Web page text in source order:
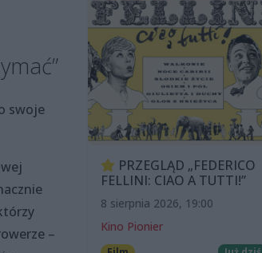
swoje
–
PRZEGLĄD „FEDERICO
FELLINI: CIAO A TUTTI!”
8 sierpnia 2026, 19:00
Kino Pionier